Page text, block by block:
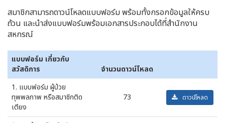
สมาชิกสามารถดาวน์โหลดแบบฟอร์ม พร้อมทั้งกรอกข้อมูลให้ครบ
ถ้วน และนำส่งแบบฟอร์มพร้อมเอกสารประกอบได้ที่สำนักงาน
สหกรณ์
แบบฟอร์ม เกี่ยวกับ
สวัสดิการ
จำนวนดาวน์โหลด
1. แบบฟอร์ม ผู้ป่วย
ทุพพลภาพ หรือสมาชิกติด
เตียง
73 ดาวน์โหลด